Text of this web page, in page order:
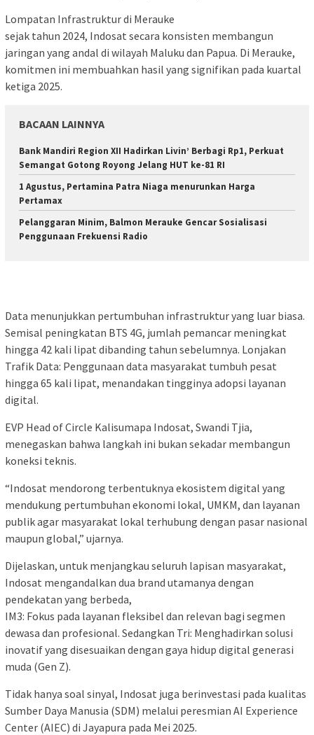
Lompatan Infrastruktur di Merauke
sejak tahun 2024, Indosat secara konsisten membangun
jaringan yang andal di wilayah Maluku dan Papua. Di Merauke,
komitmen ini membuahkan hasil yang signifikan pada kuartal
ketiga 2025.
BACAAN LAINNYA
Bank Mandiri Region XII Hadirkan Livin’ Berbagi Rp1, Perkuat
Semangat Gotong Royong Jelang HUT ke-81 RI
1 Agustus, Pertamina Patra Niaga menurunkan Harga
Pertamax
Pelanggaran Minim, Balmon Merauke Gencar Sosialisasi
Penggunaan Frekuensi Radio
Data menunjukkan pertumbuhan infrastruktur yang luar biasa.
Semisal peningkatan BTS 4G, jumlah pemancar meningkat
hingga 42 kali lipat dibanding tahun sebelumnya. Lonjakan
Trafik Data: Penggunaan data masyarakat tumbuh pesat
hingga 65 kali lipat, menandakan tingginya adopsi layanan
digital.
EVP Head of Circle Kalisumapa Indosat, Swandi Tjia,
menegaskan bahwa langkah ini bukan sekadar membangun
koneksi teknis.
“Indosat mendorong terbentuknya ekosistem digital yang
mendukung pertumbuhan ekonomi lokal, UMKM, dan layanan
publik agar masyarakat lokal terhubung dengan pasar nasional
maupun global,” ujarnya.
Dijelaskan, untuk menjangkau seluruh lapisan masyarakat,
Indosat mengandalkan dua brand utamanya dengan
pendekatan yang berbeda,
IM3: Fokus pada layanan fleksibel dan relevan bagi segmen
dewasa dan profesional. Sedangkan Tri: Menghadirkan solusi
inovatif yang disesuaikan dengan gaya hidup digital generasi
muda (Gen Z).
Tidak hanya soal sinyal, Indosat juga berinvestasi pada kualitas
Sumber Daya Manusia (SDM) melalui peresmian AI Experience
Center (AIEC) di Jayapura pada Mei 2025.